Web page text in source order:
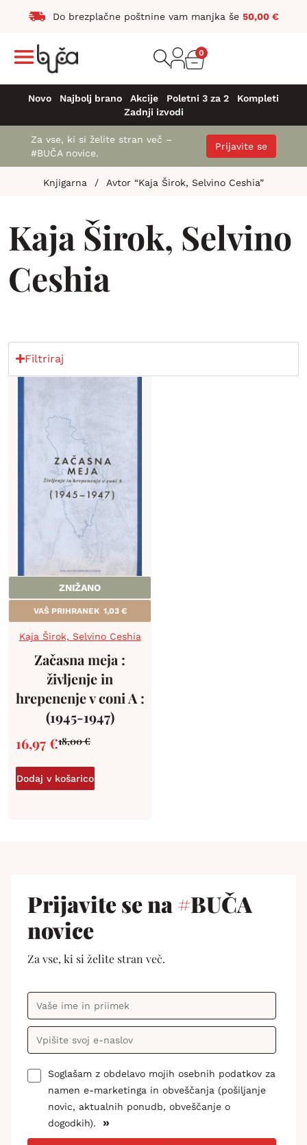
Do brezplačne poštnine vam manjka še 50,00 €
0
Novo Najbolj brano Akcije Poletni 3 za 2
Kompleti
Zadnji izvodi
Za vse, ki si želite stran več –
#BUČA novice.
Prijavite se
Knjigarna / Avtor “Kaja Širok, Selvino Ceshia”
Kaja Širok, Selvino
Ceshia
Filtriraj
ZNIŽANO
VAŠ PRIHRANEK 1,03 €
Kaja Širok, Selvino Ceshia
Začasna meja :
življenje in
hrepenenje v coni A :
(1945-1947)
18,00€
16,97€
Dodaj v košarico
Prijavite se na#BUČA
novice
Za vse, ki si želite stran več.
Soglašam z obdelavo mojih osebnih podatkov za
namen e-marketinga in obveščanja (pošiljanje
novic, aktualnih ponudb, obveščanje o
dogodkih).
»